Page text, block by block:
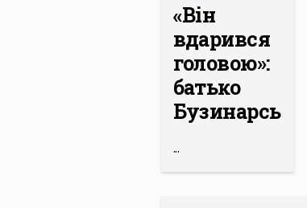
«Він
вдарився
головою»:
батько
Бузинарсько...
...